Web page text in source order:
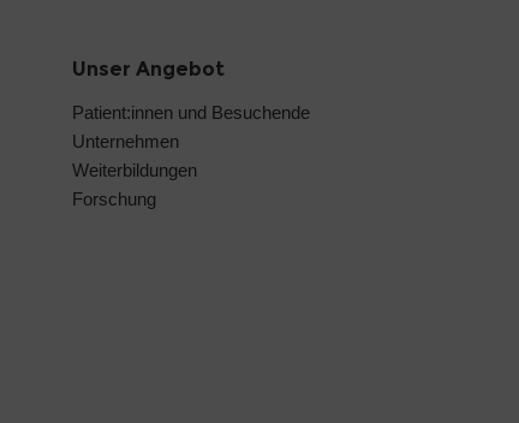
Unser Angebot
Patient:innen und Besuchende
Unternehmen
Weiterbildungen
Forschung